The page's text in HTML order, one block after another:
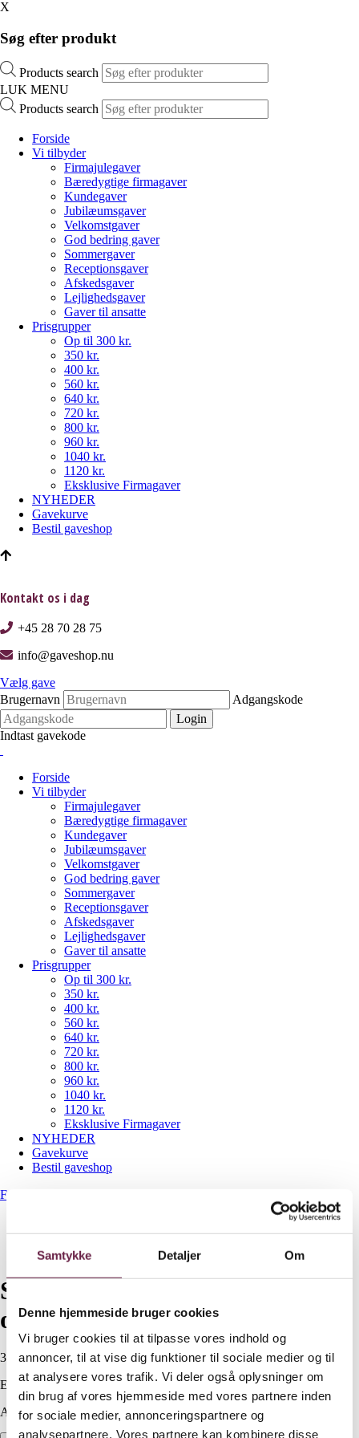
Samtykke Detaljer Om
Denne hjemmeside bruger cookies
Vi bruger cookies til at tilpasse vores indhold og
annoncer, til at vise dig funktioner til sociale medier og til
at analysere vores trafik. Vi deler også oplysninger om
din brug af vores hjemmeside med vores partnere inden
for sociale medier, annonceringspartnere og
analysepartnere. Vores partnere kan kombinere disse
X
Søg efter produkt
Products search
LUK MENU
Products search
Forside
Vi tilbyder
Firmajulegaver
Bæredygtige firmagaver
Kundegaver
Jubilæumsgaver
Velkomstgaver
God bedring gaver
Sommergaver
Receptionsgaver
Afskedsgaver
Lejlighedsgaver
Gaver til ansatte
Prisgrupper
Op til 300 kr.
350 kr.
400 kr.
560 kr.
640 kr.
720 kr.
800 kr.
960 kr.
1040 kr.
1120 kr.
Eksklusive Firmagaver
NYHEDER
Gavekurve
Bestil gaveshop
Kontakt os i dag
+45 28 70 28 75
info@gaveshop.nu
Vælg gave
Brugernavn
Adgangskode
Login
Indtast gavekode
Forside
Vi tilbyder
Firmajulegaver
Bæredygtige firmagaver
Kundegaver
Jubilæumsgaver
Velkomstgaver
God bedring gaver
Sommergaver
Receptionsgaver
Afskedsgaver
Lejlighedsgaver
Gaver til ansatte
Prisgrupper
Op til 300 kr.
350 kr.
400 kr.
560 kr.
640 kr.
720 kr.
800 kr.
960 kr.
1040 kr.
1120 kr.
Eksklusive Firmagaver
NYHEDER
Gavekurve
Bestil gaveshop
Forside
Stelton Pilastro
opbevaringskrukker 3 stk
300,00DKK
Ekskl. moms
Available on backorder